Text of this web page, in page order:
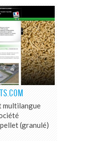
multilangue
(granulé)